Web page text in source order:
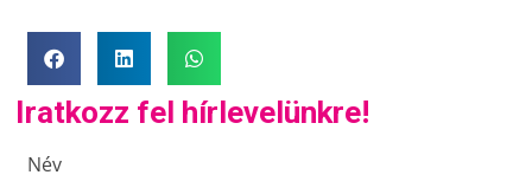
Iratkozz fel hírlevelünkre!
Név